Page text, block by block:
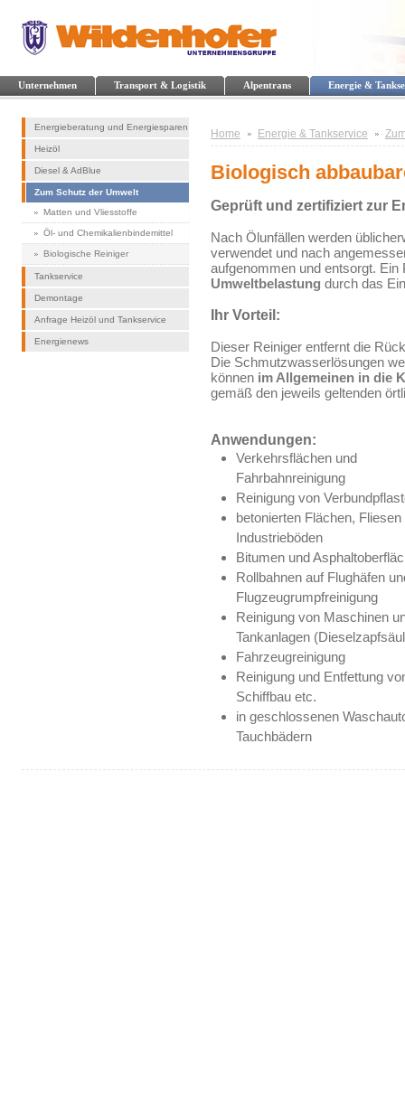
Unternehmen Transport & Logistik Alpentrans Energie &
Energieberatung und Energiesparen
Heizöl
Diesel & AdBlue
Zum Schutz der Umwelt
Matten und Vliesstoffe
Öl- und Chemikalienbindemittel
Biologische Reiniger
Tankservice
Demontage
Anfrage Heizöl und Tankservice
Energienews
Home Energie & Tankservice
Biologisch
Geprüft und zertifiziert zur
Nach Ölunfällen werden
verwendet und nach
aufgenommen und entsorgt.
Umweltbelastung durch das
Ihr Vorteil:
Dieser Reiniger entfernt die
Die Schmutzwasserlösungen
können im Allgemeinen in die
gemäß den jeweils geltenden
Anwendungen:
Verkehrsflächen und
Fahrbahnreinigung
Reinigung von
betonierten Flächen, Fliesen
Industrieböden
Bitumen und
Rollbahnen auf Flughäfen
Flugzeugrumpfreinigung
Reinigung von Maschinen
Tankanlagen
Fahrzeugreinigung
Reinigung und Entfettung
Schiffbau etc.
in geschlossenen
Tauchbädern